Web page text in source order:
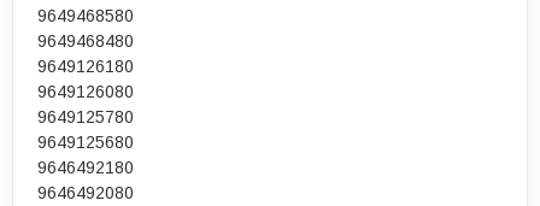
9649468580
9649468480
9649126180
9649126080
9649125780
9649125680
9646492180
9646492080